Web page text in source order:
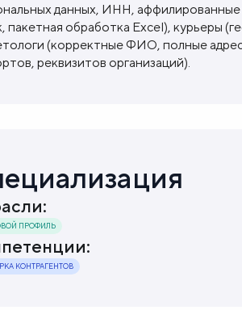
данных, ИНН, аффилированные
пакетная обработка Excel), курьеры
(корректные ФИО, полные
реквизитов организаций).
ПРОФИЛЬ
КОНТРАГЕНТОВ